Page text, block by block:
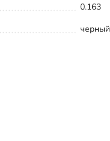
0.163
черный